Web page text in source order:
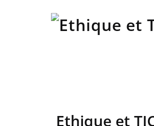
Ethique et